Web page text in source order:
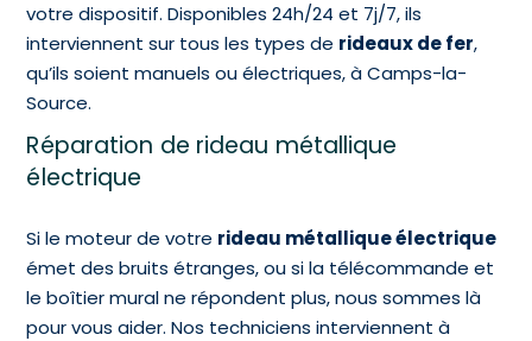
votre dispositif. Disponibles 24h/24 et 7j/7, ils
interviennent sur tous les types de rideaux de fer,
qu’ils soient manuels ou électriques, à Camps-la-
Source.
Réparation de rideau métallique
électrique
Si le moteur de votre rideau métallique électrique
émet des bruits étranges, ou si la télécommande et
le boîtier mural ne répondent plus, nous sommes là
pour vous aider. Nos techniciens interviennent à